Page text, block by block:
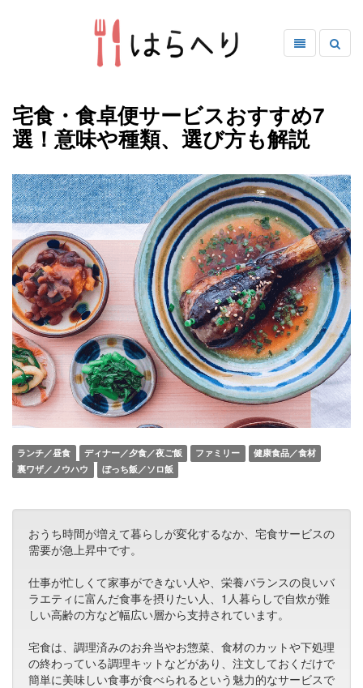
宅食・食卓便サービスおすすめ7
選！意味や種類、選び方も解説
ランチ／昼食 ディナー／夕食／夜ご飯 ファミリー
健康食品／食材
裏ワザ／ノウハウ
ぼっち飯／ソロ飯
おうち時間が増えて暮らしが変化するなか、宅食サービスの
需要が急上昇中です。
仕事が忙しくて家事ができない人や、栄養バランスの良いバ
ラエティに富んだ食事を摂りたい人、1人暮らしで自炊が難
しい高齢の方など幅広い層から支持されています。
宅食は、調理済みのお弁当やお惣菜、食材のカットや下処理
の終わっている調理キットなどがあり、注文しておくだけで
簡単に美味しい食事が食べられるという魅力的なサービスで